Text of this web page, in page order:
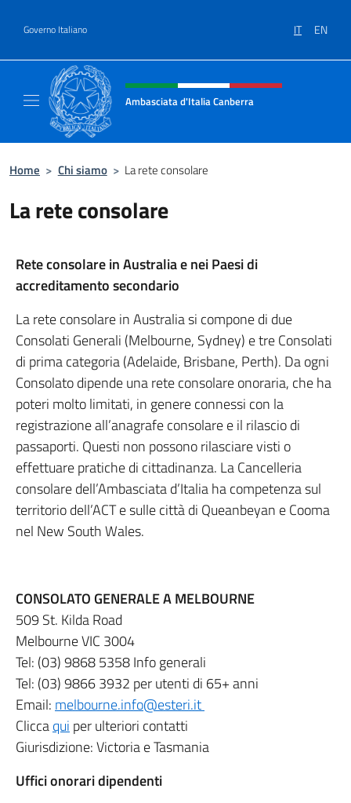
Governo Italiano IT EN
Intestazione sito, social e menù
Ambasciata d'Italia Canberra
Home > Chi siamo > La rete consolare
La rete consolare
Rete consolare in Australia e nei Paesi di
accreditamento secondario
La rete consolare in Australia si compone di due
Consolati Generali (Melbourne, Sydney) e tre Consolati
di prima categoria (Adelaide, Brisbane, Perth). Da ogni
Consolato dipende una rete consolare onoraria, che ha
poteri molto limitati, in genere connessi con la
registrazione all’anagrafe consolare e il rilascio di
passaporti. Questi non possono rilasciare visti o
effettuare pratiche di cittadinanza. La Cancelleria
consolare dell’Ambasciata d’Italia ha competenza sul
territorio dell’ACT e sulle città di Queanbeyan e Cooma
nel New South Wales.
CONSOLATO GENERALE A MELBOURNE
509 St. Kilda Road
Melbourne VIC 3004
Tel: (03) 9868 5358 Info generali
Tel: (03) 9866 3932 per utenti di 65+ anni
Email: melbourne.info@esteri.it
Cliccaqui per ulteriori contatti
Giurisdizione: Victoria e Tasmania
Uffici onorari dipendenti